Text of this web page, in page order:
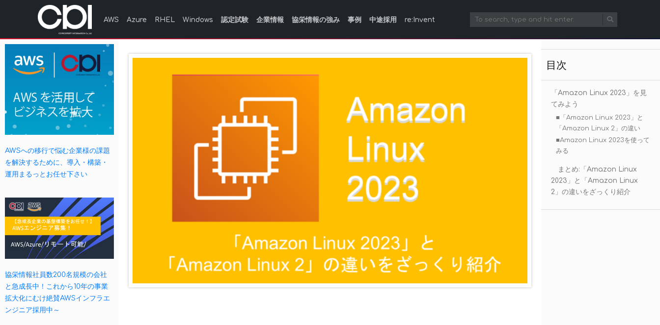
AWS Azure RHEL Windows 認定試験 企業情報 協栄情報の強み 事例 中途採用 re:Invent
AWSへの移行で悩む企業様の課題
を解決するために、導入・構築・
運用まるっとお任せ下さい
協栄情報社員数200名規模の会社
と急成長中！これから10年の事業
拡大化にむけ絶賛AWSインフラエ
ンジニア採用中～
目次
「Amazon Linux 2023」を見
てみよう
■「Amazon Linux 2023」と
「Amazon Linux 2」の違い
■Amazon Linux 2023を使って
みる
まとめ:「Amazon Linux
2023」と「Amazon Linux
2」の違いをざっくり紹介